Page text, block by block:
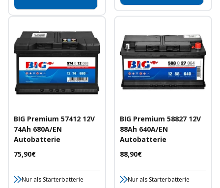
BIG Premium 57412 12V
74Ah 680A/EN
Autobatterie
Angebotspreis
75,90€
Nur als Starterbatterie
BIG Premium 58827 12V
88Ah 640A/EN
Autobatterie
Angebotspreis
88,90€
Nur als Starterbatterie